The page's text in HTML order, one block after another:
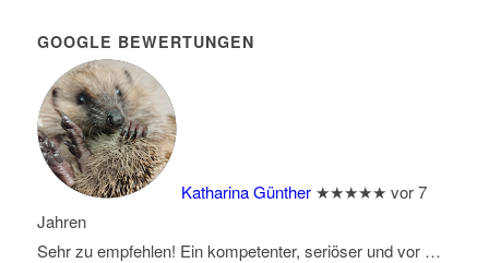
GOOGLE BEWERTUNGEN
Katharina Günther ★★★★★ vor 7
Jahren
Sehr zu empfehlen! Ein kompetenter, seriöser und vor …